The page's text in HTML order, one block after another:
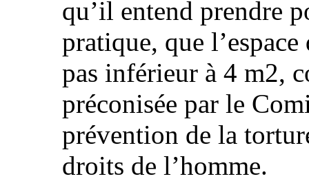
qu’il entend prendre
pratique, que
pas inférieur à 4 m2,
préconisée par le
prévention de la
droits de l’homme.